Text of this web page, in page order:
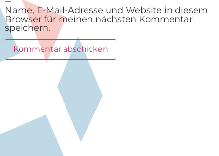
Name, E-Mail-Adresse und Website in diesem
Browser für meinen nächsten Kommentar
speichern.